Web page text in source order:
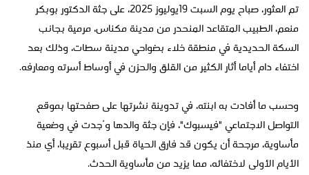
تم العثور، صباح يوم السبت 19يوليوز 2025، على جثة الدكتور بوبكر
منعم، الطبيب المتقاعد المنحدر من مدينة مكناس، مرمية بجانب
السكة الحديدية في منطقة خلاء بضواحي مدينة سطات، وذلك بعد
اختفاء دام أياما أثار الكثير من القلق والحزن في أوساط أسرته ومعارفه.
وحسب ما أفادت به ابنته، في تدوينة نشرتها على صفحتها بموقع
التواصل الاجتماعي "فيسبوك"، فإن جثة والدها وُجدت في وضعية
مأساوية، مرجحة أن يكون قد فارق الحياة قبل أسبوع تقريبا، أي منذ
الأيام الأولى لاختفائه، مما يزيد من مأساوية الحدث.